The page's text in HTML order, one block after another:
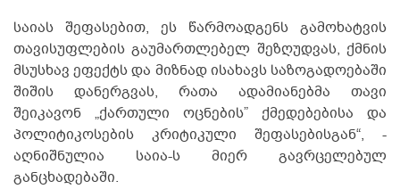
საიას შეფასებით, ეს წარმოადგენს გამოხატვის
თავისუფლების გაუმართლებელ შეზღუდვას, ქმნის
მსუსხავ ეფექტს და მიზნად ისახავს საზოგადოებაში
შიშის დანერგვას, რათა ადამიანებმა თავი
შეიკავონ „ქართული ოცნების” ქმედებებისა და
პოლიტიკოსების კრიტიკული შეფასებისგან“, -
აღნიშნულია საია-ს მიერ გავრცელებულ
განცხადებაში.